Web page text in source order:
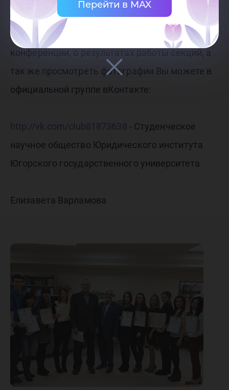
Перейти в MAX
Более подробную информацию о проведенной
конференции, о результатах работы секций, а
так же просмотреть фотографии Вы можете в
официальной группе вКонтакте:
http://vk.com/club81873638 - Студенческое
научное общество Юридического института
Югорского государственного университета
Елизавета Варламова